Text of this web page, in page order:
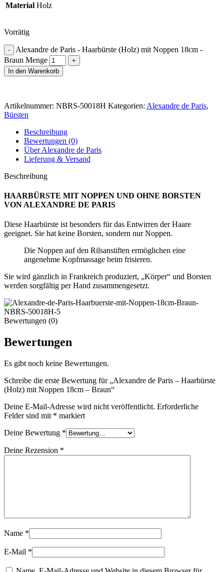
Material Holz
Vorrätig
Alexandre de Paris - Haarbürste (Holz) mit Noppen 18cm -
Braun Menge
In den Warenkorb
Artikelnummer: NBRS-50018H Kategorien: Alexandre de Paris,
Bürsten
Beschreibung
Bewertungen (0)
Über Alexandre de Paris
Lieferung & Versand
Beschreibung
HAARBÜRSTE MIT NOPPEN UND OHNE BORSTEN
VON ALEXANDRE DE PARIS
Diese Haarbürste ist besonders für das Entwirren der Haare
geeignet. Sie hat keine Borsten, sondern nur Noppen.
Die Noppen auf den Rilsanstiften ermöglichen eine
angenehme Kopfmassage beim frisieren.
Sie wird gänzlich in Frankreich produziert, „Körper“ und Borsten
werden sorgfältig per Hand zusammengesetzt.
Bewertungen (0)
Bewertungen
Es gibt noch keine Bewertungen.
Schreibe die erste Bewertung für „Alexandre de Paris – Haarbürste
(Holz) mit Noppen 18cm – Braun“
Deine E-Mail-Adresse wird nicht veröffentlicht. Erforderliche
Felder sind mit * markiert
Deine Bewertung *
Deine Rezension *
Name *
E-Mail *